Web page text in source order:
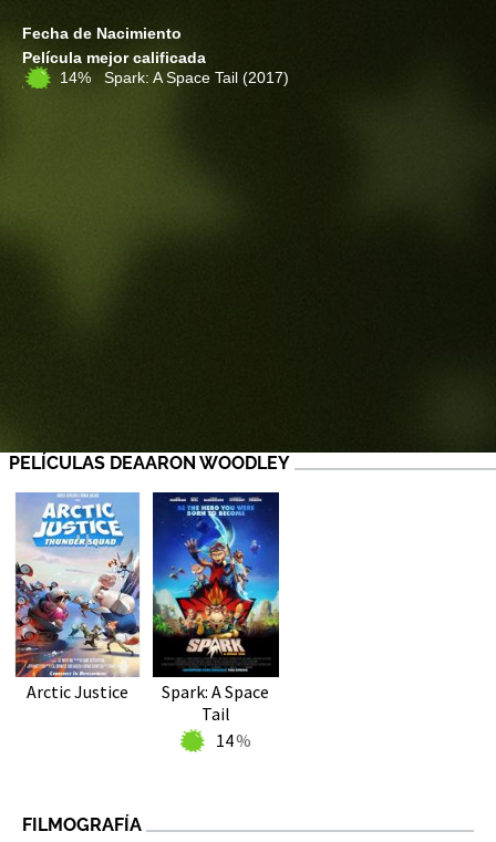
Fecha de Nacimiento
Película mejor calificada
14% Spark: A Space Tail (2017)
PELÍCULAS DEAARON WOODLEY
Arctic Justice
Spark: A Space
Tail
14
FILMOGRAFÍA